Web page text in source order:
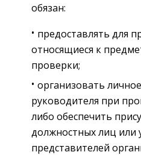
обязан:
предоставлять для
относящиеся к
проверки;
организовать
руководителя при
либо обеспечить
должностных лиц или
представителей